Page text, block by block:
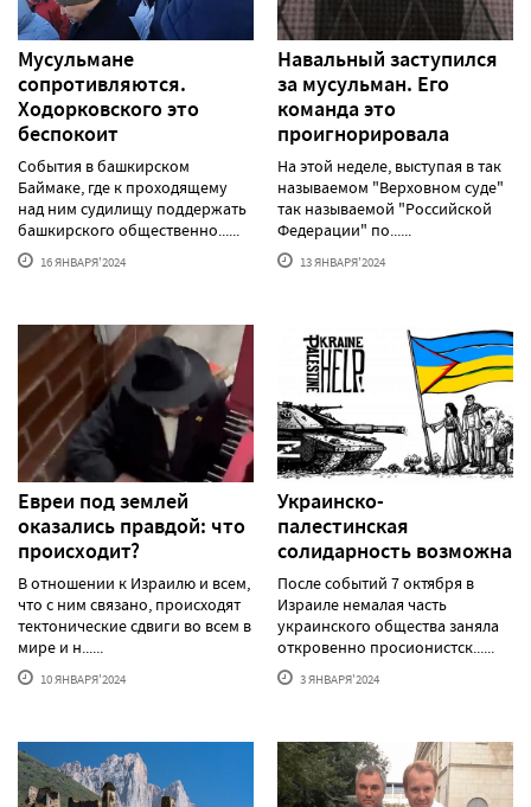
Мусульмане
сопротивляются.
Ходорковского это
беспокоит
События в башкирском
Баймаке, где к проходящему
над ним судилищу поддержать
башкирского общественно......
16 ЯНВАРЯ'2024
Навальный заступился
за мусульман. Его
команда это
проигнорировала
На этой неделе, выступая в так
называемом "Верховном суде"
так называемой "Российской
Федерации" по......
13 ЯНВАРЯ'2024
Евреи под землей
оказались правдой: что
происходит?
В отношении к Израилю и всем,
что с ним связано, происходят
тектонические сдвиги во всем в
мире и н......
10 ЯНВАРЯ'2024
Украинско-
палестинская
солидарность возможна
После событий 7 октября в
Израиле немалая часть
украинского общества заняла
откровенно просионистск......
3 ЯНВАРЯ'2024